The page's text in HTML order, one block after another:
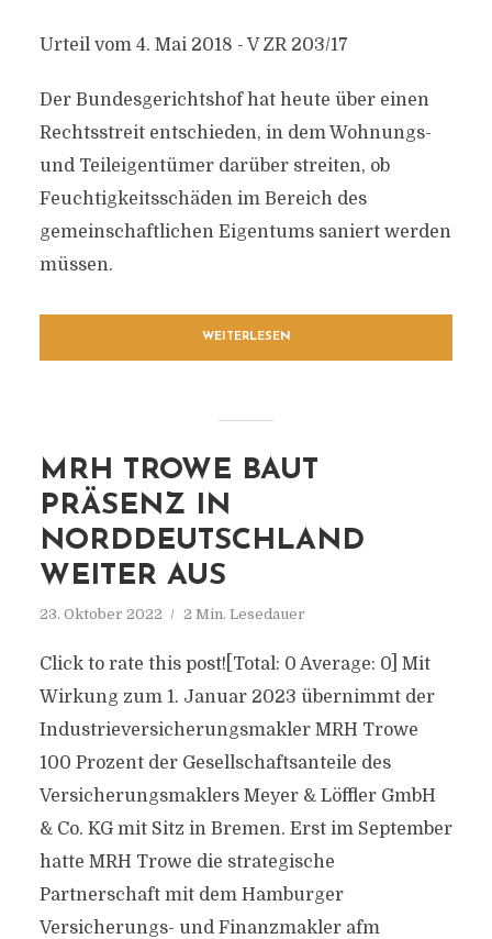
Urteil vom 4. Mai 2018 - V ZR 203/17
Der Bundesgerichtshof hat heute über einen
Rechtsstreit entschieden, in dem Wohnungs-
und Teileigentümer darüber streiten, ob
Feuchtigkeitsschäden im Bereich des
gemeinschaftlichen Eigentums saniert werden
müssen.
WEITERLESEN
MRH TROWE BAUT
PRÄSENZ IN
NORDDEUTSCHLAND
WEITER AUS
23. Oktober 2022 2 Min. Lesedauer
Click to rate this post![Total: 0 Average: 0] Mit
Wirkung zum 1. Januar 2023 übernimmt der
Industrieversicherungsmakler MRH Trowe
100 Prozent der Gesellschaftsanteile des
Versicherungsmaklers Meyer & Löffler GmbH
& Co. KG mit Sitz in Bremen. Erst im September
hatte MRH Trowe die strategische
Partnerschaft mit dem Hamburger
Versicherungs- und Finanzmakler afm